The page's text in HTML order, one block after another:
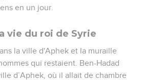
en un jour.
vie du roi de Syrie
la ville d'Aphek et la muraille
qui restaient. Ben-Hadad
d’Aphek, où il allait de chambre